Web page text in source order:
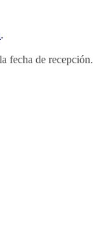
.
fecha de recepción.